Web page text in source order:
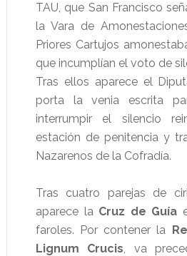
TAU, que San Francisco
la Vara de
Priores Cartujos
que incumplían el voto de
Tras ellos aparece el
porta la venia escrita
interrumpir el silencio
estación de penitencia y
Nazarenos de la Cofradía.
Tras cuatro parejas de
aparece la Cruz de Guía
faroles. Por contener la
Lignum Crucis, va